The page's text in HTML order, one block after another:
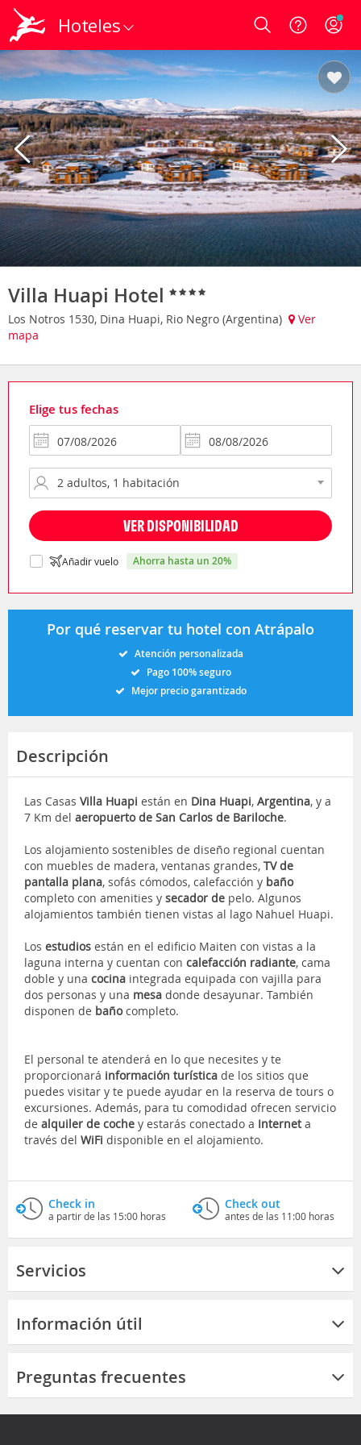
Hoteles Login
Villa Huapi Hotel
Los Notros 1530, Dina Huapi, Rio Negro (Argentina)
Ver
mapa
Elige tus fechas
VER DISPONIBILIDAD
Añadir vuelo ahorra hasta un 20%
Por qué reservar tu hotel con Atrápalo
Atención personalizada
Pago 100% seguro
Mejor precio garantizado
Descripción
Las Casas Villa Huapi están en Dina Huapi, Argentina, y a
7 Km del aeropuerto de San Carlos de Bariloche.
Los alojamiento sostenibles de diseño regional cuentan
con muebles de madera, ventanas grandes, TV de
pantalla plana, sofás cómodos, calefacción y baño
completo con amenities y secador de pelo. Algunos
alojamientos también tienen vistas al lago Nahuel Huapi.
Los estudios están en el edificio Maiten con vistas a la
laguna interna y cuentan con calefacción radiante, cama
doble y una cocina integrada equipada con vajilla para
dos personas y una mesa donde desayunar. También
disponen de bañocompleto.
El personal te atenderá en lo que necesites y te
proporcionará información turística de los sitios que
puedes visitar y te puede ayudar en la reserva de tours o
excursiones. Además, para tu comodidad ofrecen servicio
de alquiler de coche y estarás conectado a Interneta
través del WiFi disponible en el alojamiento.
Check in
a partir de las 15:00 horas
Check out
antes de las 11:00 horas
Servicios
Información útil
Preguntas frecuentes